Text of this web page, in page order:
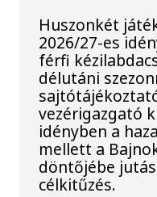
Huszonkét
2026/27-es
férfi
délutáni
vezérigazgató
idényben a
mellett a
döntőjébe
célkitűzés.